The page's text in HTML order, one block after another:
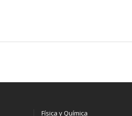
Física y Química